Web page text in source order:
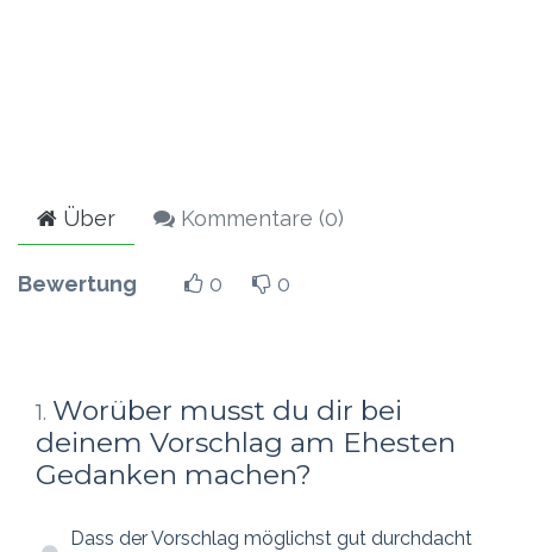
Über Kommentare (0)
Bewertung 0 0
1. Worüber musst du dir bei
deinem Vorschlag am Ehesten
Gedanken machen?
Dass der Vorschlag möglichst gut durchdacht